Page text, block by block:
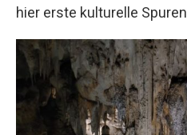
hier erste kulturelle Spuren